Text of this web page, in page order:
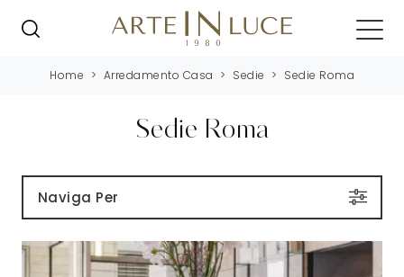
Home > Arredamento Casa > Sedie > Sedie Roma
Sedie Roma
Naviga Per